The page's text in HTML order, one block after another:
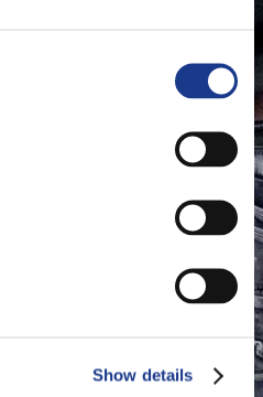
Show details